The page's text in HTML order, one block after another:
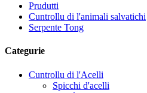
Prudutti
Cuntrollu di l'animali salvatichi
Serpente Tong
Categurie
Cuntrollu di l'Acelli
Spicchi d'acelli